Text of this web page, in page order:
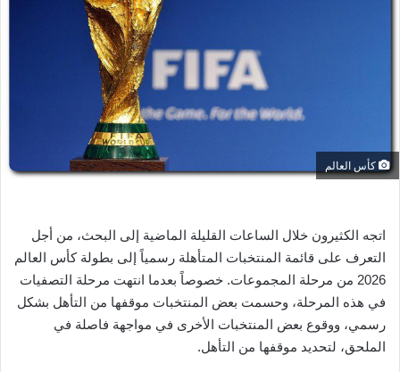
ك
ا
كأس العالم
اتجه الكثيرون خلال الساعات القليلة الماضية إلى البحث، من أجل
التعرف على قائمة المنتخبات المتأهلة رسمياً إلى بطولة كأس العالم
2026 من مرحلة المجموعات. خصوصاً بعدما انتهت مرحلة التصفيات
في هذه المرحلة، وحسمت بعض المنتخبات موقفها من التأهل بشكل
رسمي، ووقوع بعض المنتخبات الأخرى في مواجهة فاصلة في
الملحق، لتحديد موقفها من التأهل.